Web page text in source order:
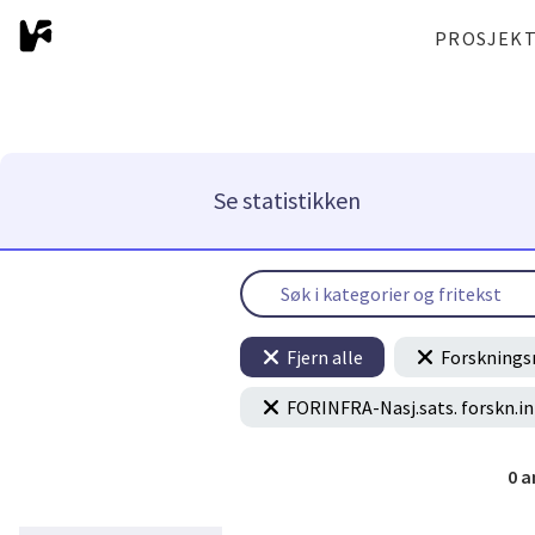
Se statistikken
Fjern alle
FORINFRA-Nasj.sats.
0